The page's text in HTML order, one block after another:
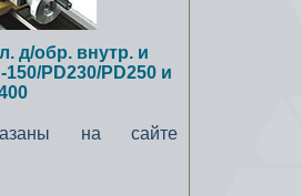
д/обр. внутр. и
PD230/PD250 и
на сайте